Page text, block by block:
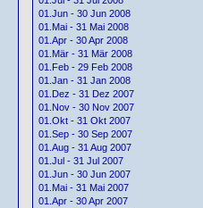
01.Jun - 30 Jun 2008
01.Mai - 31 Mai 2008
01.Apr - 30 Apr 2008
01.Mär - 31 Mär 2008
01.Feb - 29 Feb 2008
01.Jan - 31 Jan 2008
01.Dez - 31 Dez 2007
01.Nov - 30 Nov 2007
01.Okt - 31 Okt 2007
01.Sep - 30 Sep 2007
01.Aug - 31 Aug 2007
01.Jul - 31 Jul 2007
01.Jun - 30 Jun 2007
01.Mai - 31 Mai 2007
01.Apr - 30 Apr 2007